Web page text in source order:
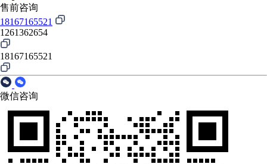
售前咨询
18167165521
1261362654
18167165521
微信咨询